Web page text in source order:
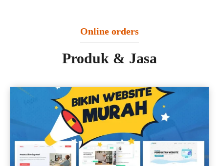
Online orders
Produk & Jasa